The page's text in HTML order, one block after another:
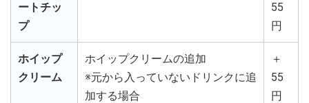
ートチッ
プ
55
円
ホイップ
クリーム
ホイップクリームの追加
※元から入っていないドリンクに追
加する場合
＋
55
円